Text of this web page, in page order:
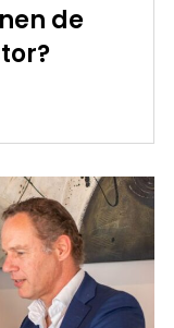
de